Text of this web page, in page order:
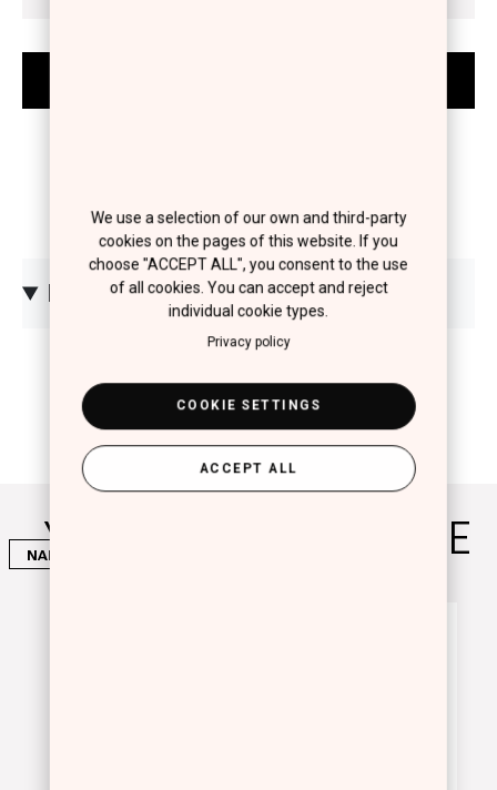
ΠΕΡΙΓΡΑΦΗ
YOU WILL ALSO LOVE
NAILS
We use a selection of our own and third-party
cookies on the pages of this website. If you
choose "ACCEPT ALL", you consent to the use
of all cookies. You can accept and reject
individual cookie types.
Privacy policy
COOKIE SETTINGS
ACCEPT ALL